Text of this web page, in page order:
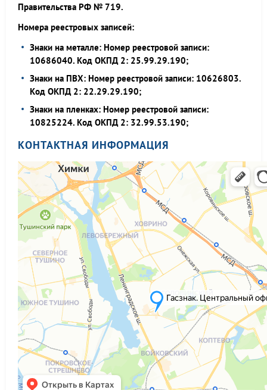
Правительства РФ № 719.
Номера реестровых записей:
Знаки на металле: Номер реестровой записи:
10686040. Код ОКПД 2: 25.99.29.190;
Знаки на ПВХ: Номер реестровой записи: 10626803.
Код ОКПД 2: 22.29.29.190;
Знаки на пленках: Номер реестровой записи:
10825224. Код ОКПД 2: 32.99.53.190;
КОНТАКТНАЯ ИНФОРМАЦИЯ